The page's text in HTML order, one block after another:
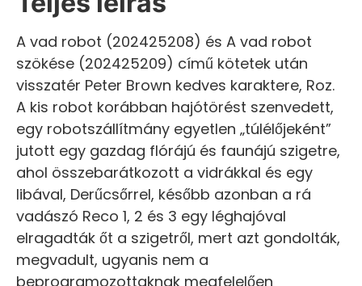
A vad robot (202425208) és A vad robot
szökése (202425209) című kötetek után
visszatér Peter Brown kedves karaktere, Roz.
A kis robot korábban hajótörést szenvedett,
egy robotszállítmány egyetlen „túlélőjeként”
jutott egy gazdag flórájú és faunájú szigetre,
ahol összebarátkozott a vidrákkal és egy
libával, Derűcsőrrel, később azonban a rá
vadászó Reco 1, 2 és 3 egy léghajóval
elragadták őt a szigetről, mert azt gondolták,
megvadult, ugyanis nem a
beprogramozottaknak megfelelően